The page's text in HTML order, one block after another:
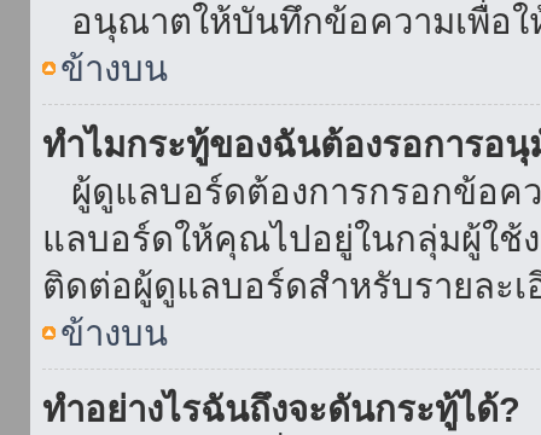
อนุณาตให้บันทึกข้อความเพื่อใ
ข้างบน
ทำไมกระทู้ของฉันต้องรอการอนุ
ผู้ดูแลบอร์ดต้องการกรอกข้อค
แลบอร์ดให้คุณไปอยู่ในกลุ่มผู้ใช้
ติดต่อผู้ดูแลบอร์ดสำหรับรายละเ
ข้างบน
ทำอย่างไรฉันถึงจะดันกระทู้ได้?